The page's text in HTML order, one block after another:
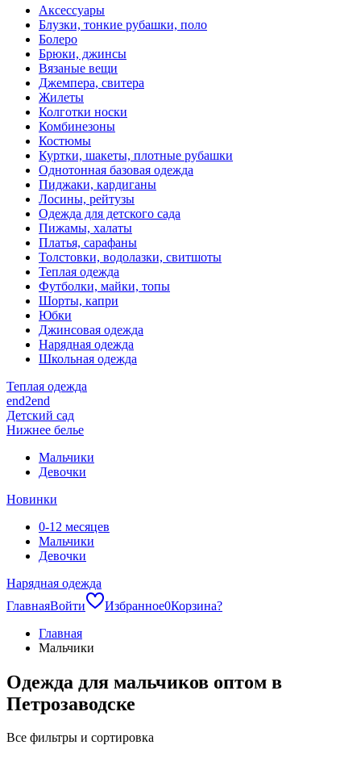
Аксессуары
Блузки, тонкие рубашки, поло
Болеро
Брюки, джинсы
Вязаные вещи
Джемпера, свитера
Жилеты
Колготки носки
Комбинезоны
Костюмы
Куртки, шакеты, плотные рубашки
Однотонная базовая одежда
Пиджаки, кардиганы
Лосины, рейтузы
Одежда для детского сада
Пижамы, халаты
Платья, сарафаны
Толстовки, водолазки, свитшоты
Теплая одежда
Футболки, майки, топы
Шорты, капри
Юбки
Джинсовая одежда
Нарядная одежда
Школьная одежда
Теплая одежда
end2end
Детский сад
Нижнее белье
Мальчики
Девочки
Новинки
0-12 месяцев
Мальчики
Девочки
Нарядная одежда
ГлавнаяВойти Избранное0Корзина?
Главная
Мальчики
Одежда для мальчиков оптом в
Петрозаводске
Все фильтры и сортировка